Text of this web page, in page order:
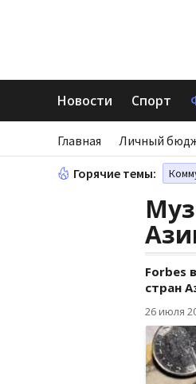
Новости Спорт
Главная Личный
Горячие темы:
Forbes
стран
26 июля